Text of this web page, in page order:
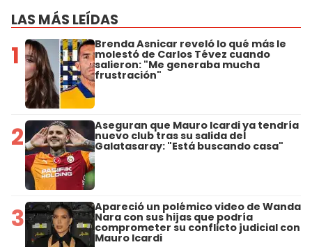
LAS MÁS LEÍDAS
1 Brenda Asnicar reveló lo qué más le
molestó de Carlos Tévez cuando
salieron: "Me generaba mucha
frustración"
2 Aseguran que Mauro Icardi ya tendría
nuevo club tras su salida del
Galatasaray: "Está buscando casa"
3 Apareció un polémico video de Wanda
Nara con sus hijas que podría
comprometer su conflicto judicial con
Mauro Icardi